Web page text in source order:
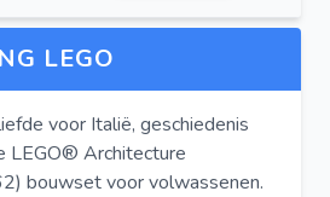
LEGO
voor Italië, geschiedenis
LEGO® Architecture
bouwset voor volwassenen.